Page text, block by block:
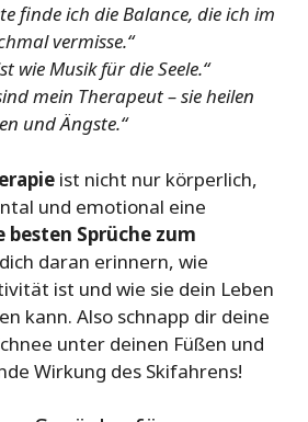
finde ich die Balance, die ich im
vermisse.“
wie Musik für die Seele.“
mein Therapeut – sie heilen
und Ängste.“
ist nicht nur körperlich,
und emotional eine
besten Sprüche zum
daran erinnern, wie
ist und wie sie dein Leben
kann. Also schnapp dir deine
unter deinen Füßen und
Wirkung des Skifahrens!